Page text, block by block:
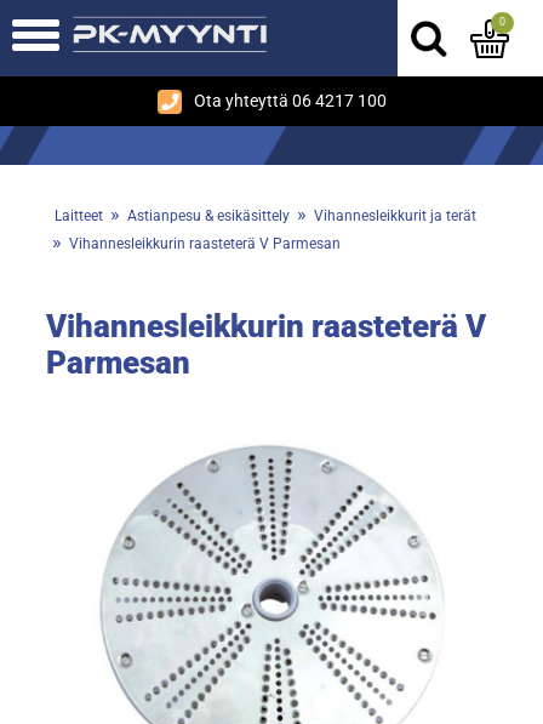
Ota yhteyttä 06 4217 100
0
Laitteet » Astianpesu & esikäsittely » Vihannesleikkurit ja terät
» Vihannesleikkurin raasteterä V Parmesan
Vihannesleikkurin raasteterä V
Parmesan